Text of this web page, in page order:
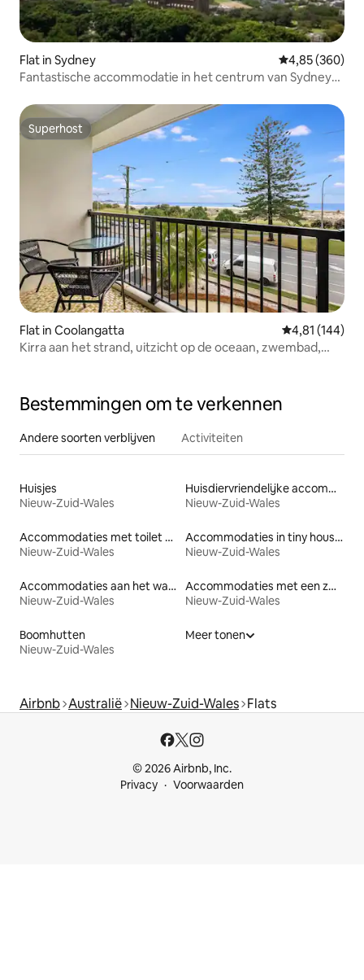
Flat in Sydney Gemiddelde
4,85 (360)
Fantastische accommodatie in het centrum van Sydney
Superhost
Superhost
Flat in Coolangatta Gemiddelde
4,81 (144)
Kirra aan het strand, uitzicht op de oceaan, zwembad,
Bestemmingen om te verkennen
Andere soorten verblijven Activiteiten
Huisjes
Nieuw-Zuid-Wales
Huisdiervriendelijke accommodaties
Nieuw-Zuid-Wales
Accommodaties met toilet op toegankelijke hoogte
Nieuw-Zuid-Wales
Accommodaties in tiny houses
Nieuw-Zuid-Wales
Accommodaties aan het water
Nieuw-Zuid-Wales
Accommodaties met een zwembad
Nieuw-Zuid-Wales
Boomhutten
Nieuw-Zuid-Wales
Meer tonen
Airbnb Australië Nieuw-Zuid-Wales Flats
© 2026 Airbnb, Inc.
Privacy
Voorwaarden